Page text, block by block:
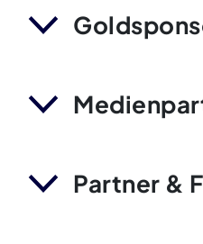
Partner &